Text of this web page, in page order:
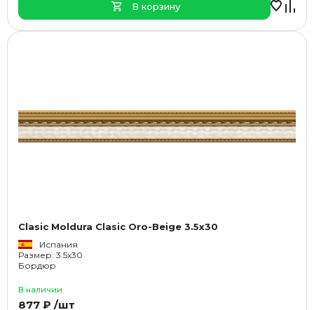
В корзину
Clasic Moldura Clasic Oro-Beige 3.5x30
Испания
Размер: 3.5x30
Бордюр
В наличии
877 ₽ /шт